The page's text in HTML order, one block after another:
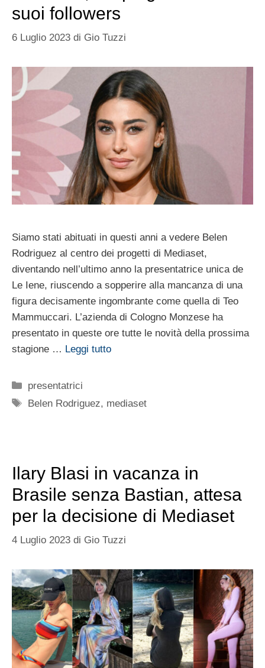
suoi followers
6 Luglio 2023 di Gio Tuzzi
Siamo stati abituati in questi anni a vedere Belen
Rodriguez al centro dei progetti di Mediaset,
diventando nell’ultimo anno la presentatrice unica de
Le Iene, riuscendo a sopperire alla mancanza di una
figura decisamente ingombrante come quella di Teo
Mammuccari. L’azienda di Cologno Monzese ha
presentato in queste ore tutte le novità della prossima
stagione … Leggi tutto
Categorie
presentatrici
Tag
Belen Rodriguez, mediaset
Ilary Blasi in vacanza in
Brasile senza Bastian, attesa
per la decisione di Mediaset
4 Luglio 2023 di Gio Tuzzi